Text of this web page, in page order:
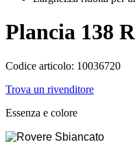
Plancia 138
Codice articolo: 10036720
Trova un rivenditore
Essenza e colore